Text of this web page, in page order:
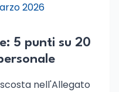
2026
5 punti su 20
nell'Allegato